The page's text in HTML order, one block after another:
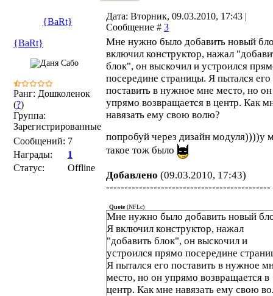
{BaRt}
Дата: Вторник, 09.03.2010, 17:43 |
Сообщение # 3
{BaRt}
Ранг: Дошколенок
(?)
Группа:
Зарегистрированные
Сообщений: 7
Награды:
1
Статус:
Offline
Мне нужно было добавить новый
включил конструктор, нажал
блок", он выскочил и устроился
посередине страницы. Я пытался его
поставить в нужное мне место, но он
упрямо возвращается в центр. Как
навязать ему свою волю?
попробуй через дизайн модуля))))у
такое тож было
Добавлено (09.03.2010, 17:43)
---------------------------------------------
Quote(NFLc)
Мне нужно было добавить новый
Я включил конструктор, нажал
"добавить блок", он выскочил и
устроился прямо посередине
Я пытался его поставить в нужное
место, но он упрямо возвращается в
центр. Как мне навязать ему свою